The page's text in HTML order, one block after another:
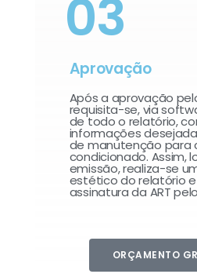
03
Aprovação
Após a aprovação
requisita-se, via
de todo o relatório,
informações
de manutenção para
condicionado. Assim,
emissão, realiza-se
estético do relatório
assinatura da ART
ORÇAMENTO